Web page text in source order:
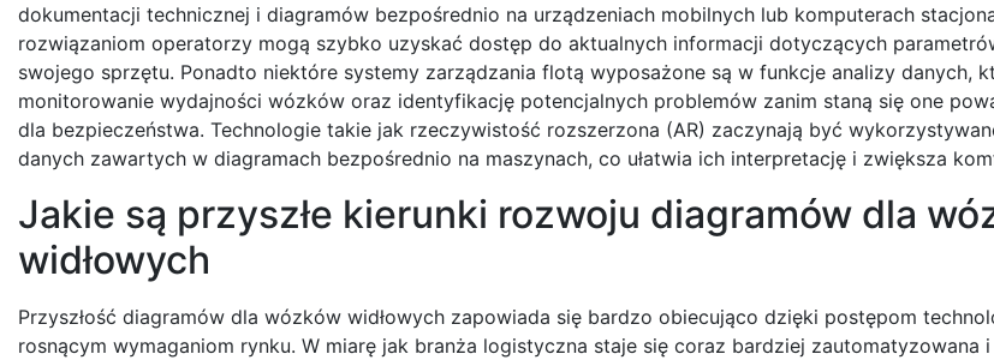
dokumentacji technicznej i diagramów bezpośrednio na urządzeniach mobilnych lub komputerach
rozwiązaniom operatorzy mogą szybko uzyskać dostęp do aktualnych informacji dotyczących
swojego sprzętu. Ponadto niektóre systemy zarządzania flotą wyposażone są w funkcje analizy danych,
monitorowanie wydajności wózków oraz identyfikację potencjalnych problemów zanim staną się one
dla bezpieczeństwa. Technologie takie jak rzeczywistość rozszerzona (AR) zaczynają być
danych zawartych w diagramach bezpośrednio na maszynach, co ułatwia ich interpretację i zwiększa
Jakie są przyszłe kierunki rozwoju diagramów dla
widłowych
Przyszłość diagramów dla wózków widłowych zapowiada się bardzo obiecująco dzięki postępom
rosnącym wymaganiom rynku. W miarę jak branża logistyczna staje się coraz bardziej zautomatyzowana